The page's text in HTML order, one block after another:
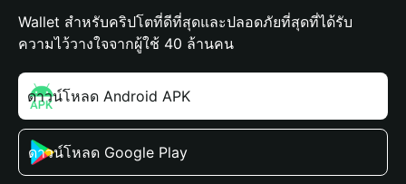
Wallet สำหรับคริปโตที่ดีที่สุดและปลอดภัยที่สุดที่ได้รับ
ความไว้วางใจจากผู้ใช้ 40 ล้านคน
ดาวน์โหลด Android APK
ดาวน์โหลด Google Play